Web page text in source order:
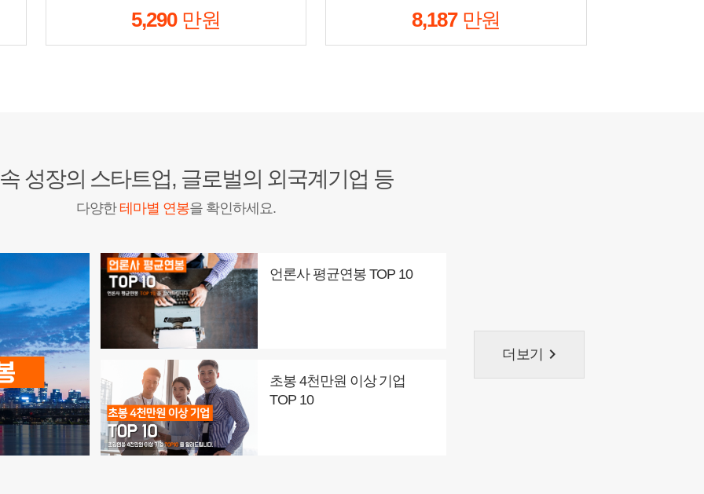
5,290만원 8,187만원
성장의 스타트업, 글로벌의 외국계기업 등
다양한 테마별 연봉을 확인하세요.
언론사 평균연봉 TOP 10
초봉 4천만원 이상 기업
TOP 10
더보기 keyboard_arrow_right